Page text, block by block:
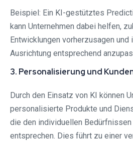
Beispiel: Ein KI-gestütztes
kann Unternehmen dabei helfen,
Entwicklungen vorherzusagen
Ausrichtung entsprechend
3. Personalisierung und
Durch den Einsatz von KI können
personalisierte Produkte und
die den individuellen Bedürfnissen
entsprechen. Dies führt zu einer